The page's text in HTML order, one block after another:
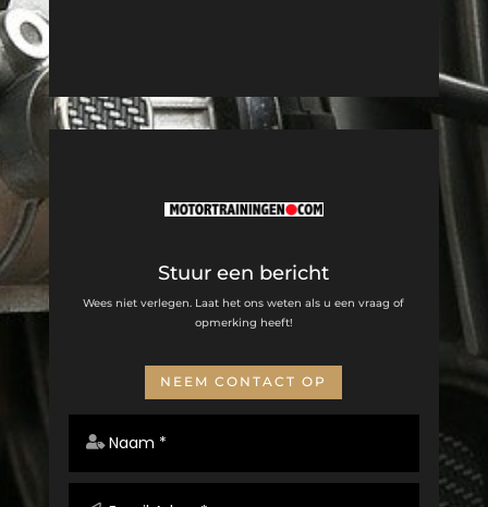
Stuur een bericht
Wees niet verlegen. Laat het ons weten als u een vraag of
opmerking heeft!
NEEM CONTACT OP